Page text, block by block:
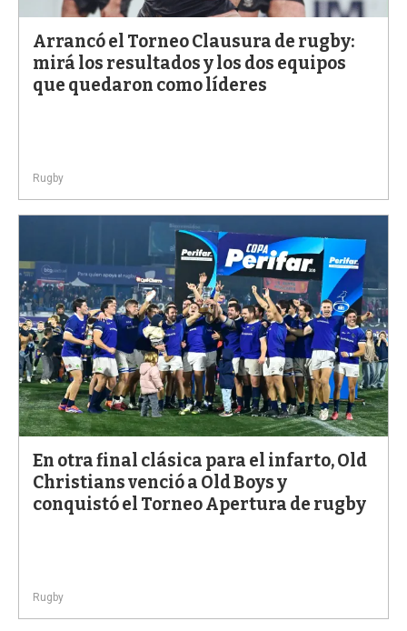
Arrancó el Torneo Clausura de rugby:
mirá los resultados y los dos equipos
que quedaron como líderes
Rugby
En otra final clásica para el infarto, Old
Christians venció a Old Boys y
conquistó el Torneo Apertura de rugby
Rugby